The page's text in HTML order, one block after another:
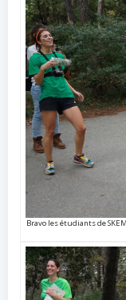
Bravo les étudiants de